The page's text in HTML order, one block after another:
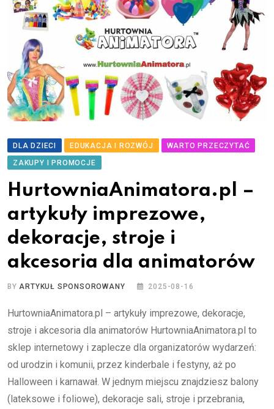
DLA DZIECI EDUKACJA I ROZWÓJ
WARTO PRZECZYTAĆ
ZAKUPY I PROMOCJE
HurtowniaAnimatora.pl –
artykuły imprezowe,
dekoracje, stroje i
akcesoria dla animatorów
BY ARTYKUŁ SPONSOROWANY 2025-08-16
HurtowniaAnimatora.pl – artykuły imprezowe, dekoracje,
stroje i akcesoria dla animatorów HurtowniaAnimatora.pl to
sklep internetowy i zaplecze dla organizatorów wydarzeń:
od urodzin i komunii, przez kinderbale i festyny, aż po
Halloween i karnawał. W jednym miejscu znajdziesz balony
(lateksowe i foliowe), dekoracje sali, stroje i przebrania,